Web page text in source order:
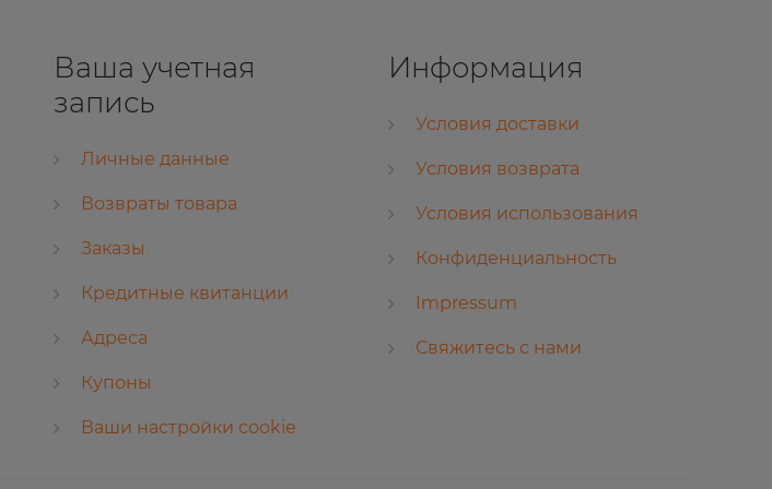
Ваша учетная
запись
Личные данные
Возвраты товара
Заказы
Кредитные квитанции
Адреса
Купоны
Ваши настройки cookie
Информация
Условия доставки
Условия возврата
Условия использования
Конфиденциальность
Impressum
Свяжитесь с нами